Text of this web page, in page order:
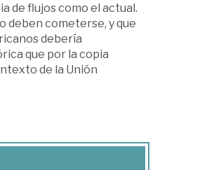
de flujos como el actual.
deben cometerse, y que
debería
que por la copia
de la Unión